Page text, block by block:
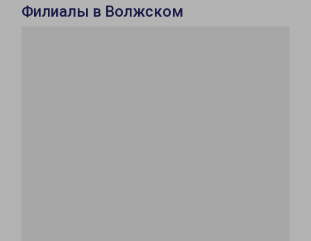
Филиалы в Волжском